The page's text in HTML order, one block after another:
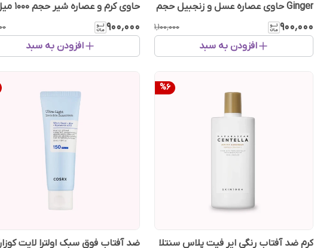
Ginger حاوی عصاره عسل و زنجبیل حجم
1000 میل
۹۰۰٬۰۰۰ ۱٬۱۰۰٬۰۰۰
افزودن به سبد
حاوی کرم و عصاره شیر حجم 1000 میل
۹۰۰٬۰۰۰
افزودن به سبد
%6
کرم ضد آفتاب رنگی ایر فیت پلاس سنتلا ضد آفتاب فوق سبک اولترا لایت